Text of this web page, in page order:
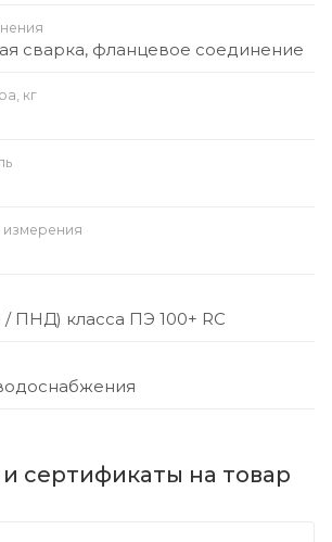
сварка, фланцевое соединение
кг
ПНД) класса ПЭ 100+ RC
сертификаты на товар